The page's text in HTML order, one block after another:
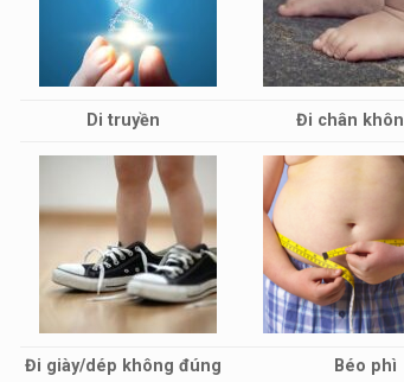
Di truyền Đi chân
Đi giày/dép không đúng Béo phì